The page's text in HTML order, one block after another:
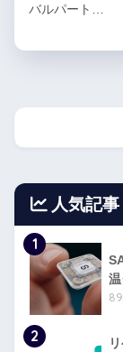
バルパート…
人気記事
1
2